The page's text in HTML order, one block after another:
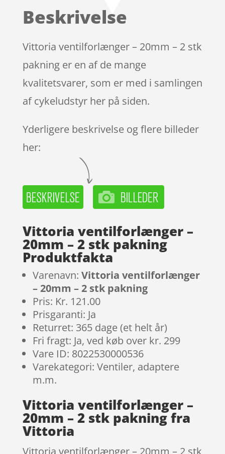
på
ømmels
er
Beskrivelse
Vittoria ventilforlænger – 20mm – 2 stk
pakning er en af de mange
kvalitetsvarer, som er med i samlingen
af cykeludstyr her på siden.
Yderligere beskrivelse og flere billeder
her:
Vittoria ventilforlænger –
20mm – 2 stk pakning
Produktfakta
Varenavn: Vittoria ventilforlænger
– 20mm – 2 stk pakning
Pris: Kr. 121.00
Prisgaranti: Ja
Returret: 365 dage (et helt år)
Fri fragt: Ja, ved køb over kr. 299
Vare ID: 8022530000536
Varekategori: Ventiler, adaptere
m.m.
Vittoria ventilforlænger –
20mm – 2 stk pakning fra
Vittoria
Vittoria ventilforlænger – 20mm – 2 stk